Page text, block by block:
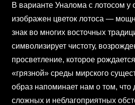
В варианте Уналома с лотосом у
изображен цветок лотоса —
знак во многих восточных
символизирует чистоту,
просветление, которое
«грязной» среды мирского
образ напоминает нам о том,
сложных и неблагоприятных